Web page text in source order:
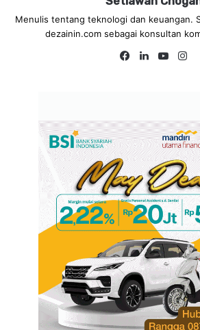
Menulis tentang teknologi dan keuangan.
dezainin.com sebagai konsultan
Fa
Lin
Yo